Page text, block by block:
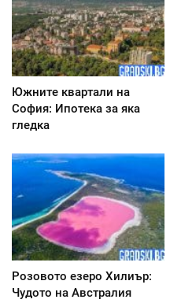
Южните квартали на
София: Ипотека за яка
гледка
Розовото езеро Хилиър:
Чудото на Австралия